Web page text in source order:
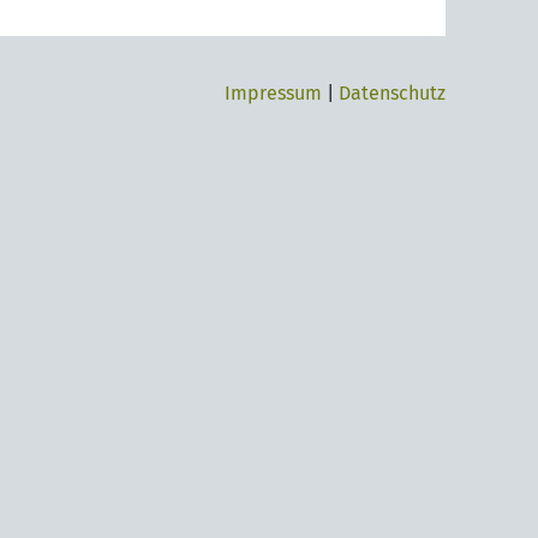
Impressum Datenschutz